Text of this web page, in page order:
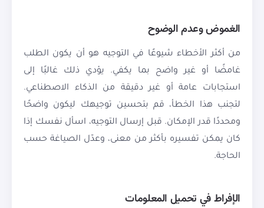
الغموض وعدم الوضوح
من أكثر الأخطاء شيوعًا في التوجيه هو أن يكون الطلب
غامضًا أو غير واضح بما يكفي. يؤدي ذلك غالبًا إلى
استجابات عامة أو غير دقيقة من الذكاء الاصطناعي.
لتجنب هذا الخطأ، قم بتحسين توجيهك ليكون واضحًا
ومحددًا قدر الإمكان. قبل إرسال التوجيه، اسأل نفسك إذا
كان يمكن تفسيره بأكثر من معنى، وعدّل الصياغة حسب
الحاجة.
الإفراط في تحميل المعلومات